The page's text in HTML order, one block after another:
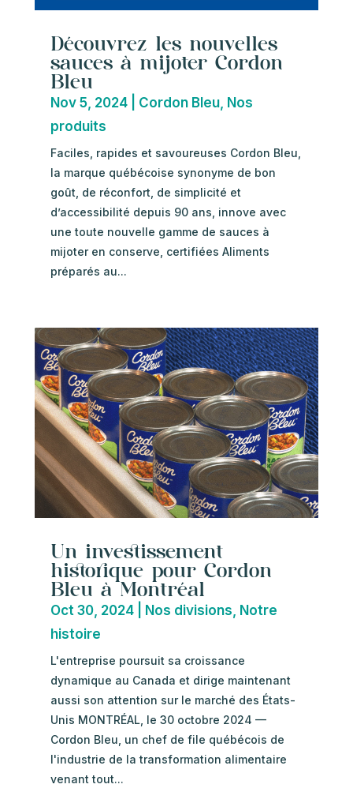
Découvrez les nouvelles
sauces à mijoter Cordon
Bleu
Nov 5, 2024| Cordon Bleu, Nos
produits
Faciles, rapides et savoureuses Cordon Bleu,
la marque québécoise synonyme de bon
goût, de réconfort, de simplicité et
d’accessibilité depuis 90 ans, innove avec
une toute nouvelle gamme de sauces à
mijoter en conserve, certifiées Aliments
préparés au...
Un investissement
historique pour Cordon
Bleu à Montréal
Oct 30, 2024| Nos divisions Notre
histoire
L'entreprise poursuit sa croissance
dynamique au Canada et dirige maintenant
aussi son attention sur le marché des États-
Unis MONTRÉAL, le 30 octobre 2024 —
Cordon Bleu, un chef de file québécois de
l'industrie de la transformation alimentaire
venant tout...